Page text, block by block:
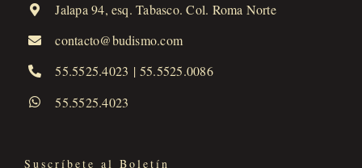
Jalapa 94, esq. Tabasco. Col. Roma Norte
contacto@budismo.com
55.5525.4023 | 55.5525.0086
55.5525.4023
Suscríbete al Boletín